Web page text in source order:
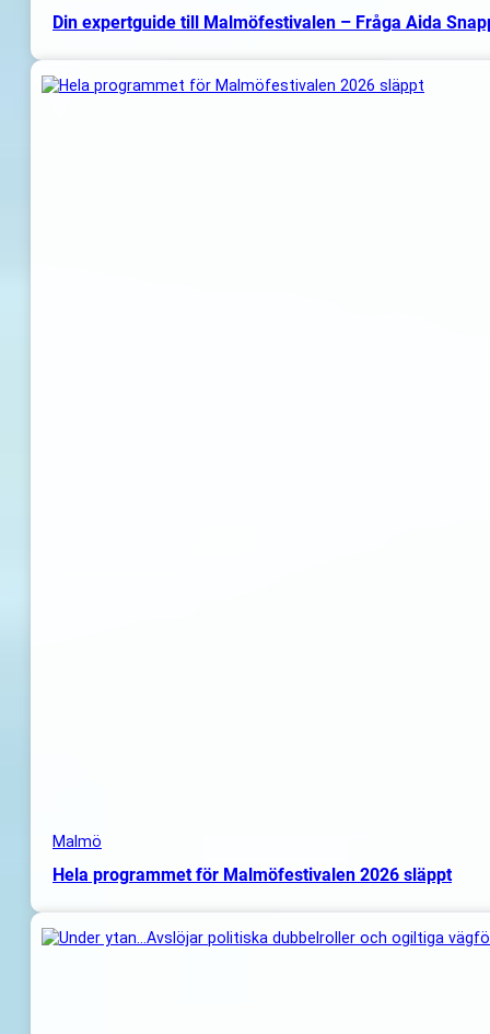
Din expertguide till Malmöfestivalen – Fråga Aida
Malmö
Hela programmet för Malmöfestivalen 2026 släppt